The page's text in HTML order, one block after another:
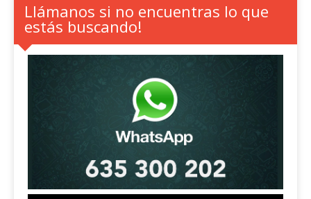
Llámanos si no encuentras lo que
estás buscando!